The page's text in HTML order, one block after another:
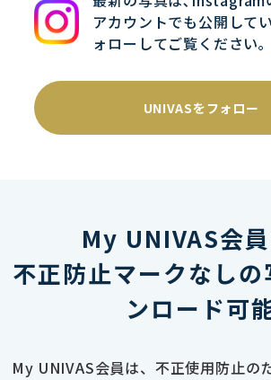
アカウントでも公開して
ォローしてご覧ください｡
UNIVASをフォロー
My UNIVAS会
不正防止マークなしの
ンロード可
My UNIVAS会員は、不正使用防止の